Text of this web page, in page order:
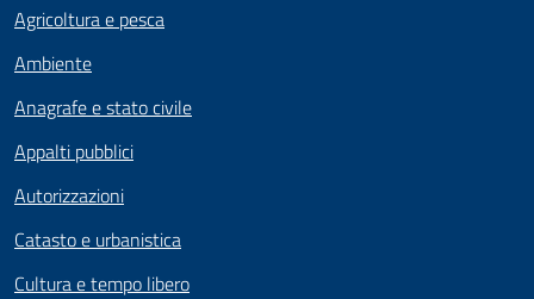
Agricoltura e pesca
Ambiente
Anagrafe e stato civile
Appalti pubblici
Autorizzazioni
Catasto e urbanistica
Cultura e tempo libero